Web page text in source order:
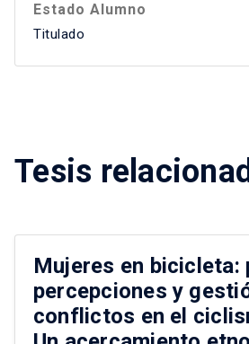
Estado Alumno
Titulado
Tesis
Mujeres en bicicleta:
percepciones y
conflictos en el